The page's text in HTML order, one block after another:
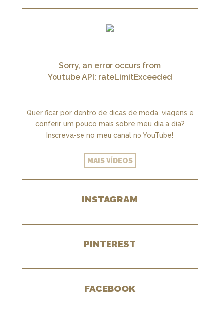
Sorry, an error occurs from
Youtube API: rateLimitExceeded
Quer ficar por dentro de dicas de moda, viagens e
conferir um pouco mais sobre meu dia a dia?
Inscreva-se no meu canal no YouTube!
MAIS VÍDEOS
INSTAGRAM
PINTEREST
FACEBOOK